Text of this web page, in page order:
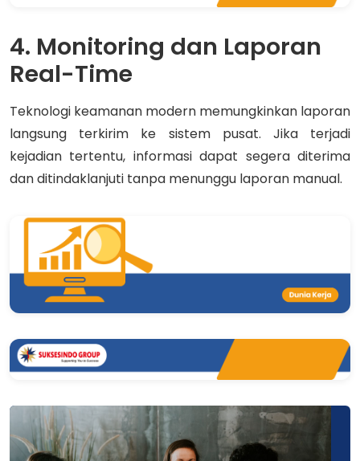
4. Monitoring dan Laporan
Real-Time
Teknologi keamanan modern memungkinkan laporan
langsung terkirim ke sistem pusat. Jika terjadi
kejadian tertentu, informasi dapat segera diterima
dan ditindaklanjuti tanpa menunggu laporan manual.